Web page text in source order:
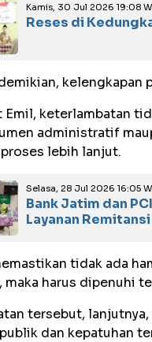
Kamis, 30 Jul 2026 19:08
Reses di
kelengkapan
Emil, keterlambatan
administratif
lebih lanjut.
Selasa, 28 Jul 2026 16:05
Bank Jatim dan
Layanan
tidak ada
maka harus dipenuhi
tersebut,
dan kepatuhan